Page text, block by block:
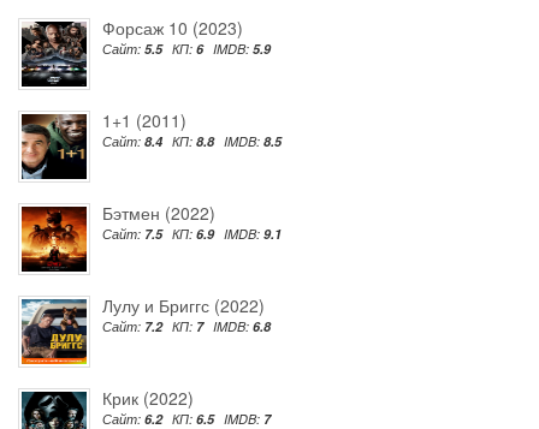
Форсаж 10 (2023)
Сайт: 5.5 КП: 6 IMDB: 5.9
1+1 (2011)
Сайт: 8.4 КП: 8.8 IMDB: 8.5
Бэтмен (2022)
Сайт: 7.5 КП: 6.9 IMDB: 9.1
Лулу и Бриггс (2022)
Сайт: 7.2 КП: 7 IMDB: 6.8
Крик (2022)
Сайт: 6.2 КП: 6.5 IMDB: 7